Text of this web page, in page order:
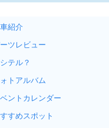
紹介
ツレビュー
テル？
トアルバム
ントカレンダー
すめスポット